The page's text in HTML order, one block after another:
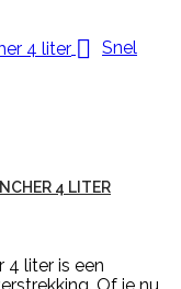
 Snel
4 LITER
4 liter is een